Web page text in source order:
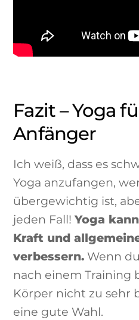
Fazit – Yoga
Anfänger
Ich weiß, dass es
Yoga anzufangen,
übergewichtig ist,
jeden Fall!Yoga
Kraft und
verbessern. Wenn
nach einem Training
Körper nicht zu sehr
eine gute Wahl.